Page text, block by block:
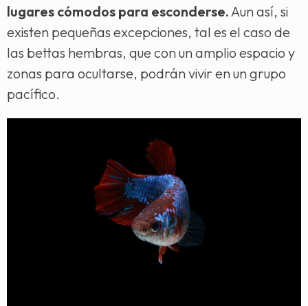
lugares cómodos para esconderse. Aun así, si
existen pequeñas excepciones, tal es el caso de
las bettas hembras, que con un amplio espacio y
zonas para ocultarse, podrán vivir en un grupo
pacífico.